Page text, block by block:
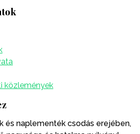
közlemények
és naplementék csodás erejében,